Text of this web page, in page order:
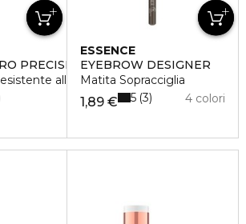
PRECISE 24H MATT
all'Acqua
ESSENCE
EYEBROW DESIGNER
Matita Sopracciglia
1,89 € 4 colori
5 3